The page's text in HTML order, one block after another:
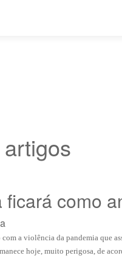
ficará como
a violência da pandemia que
hoje, muito perigosa, de